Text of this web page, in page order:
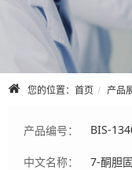
产品展示
技术支持
人才招聘
您的位置： 首页 产品
产品编号： BIS-
中文名称： 7-酮胆